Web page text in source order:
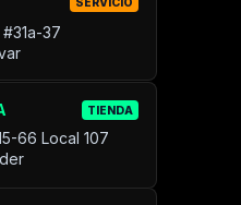
SERVICIO
37
TIENDA
66 Local 107